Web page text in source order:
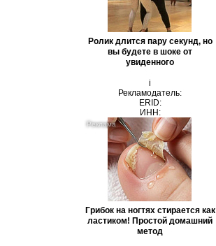
Ролик длится пару секунд, но
вы будете в шоке от
увиденного
i
Рекламодатель:
ERID:
ИНН:
Грибок на ногтях стирается как
ластиком! Простой домашний
метод